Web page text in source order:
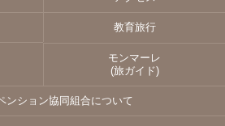
教育旅行
モンマーレ
(旅ガイド)
ンション協同組合について